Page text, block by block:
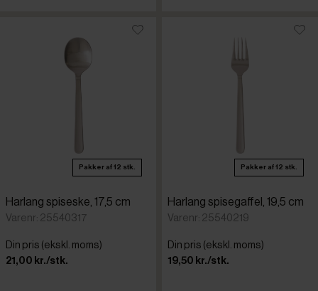
Pakker af 12 stk.
Harlang spiseske, 17,5 cm
Varenr: 25540317
Din pris (ekskl. moms)
21,00 kr./stk.
Pakker af 12 stk.
Harlang spisegaffel, 19,5 cm
Varenr: 25540219
Din pris (ekskl. moms)
19,50 kr./stk.